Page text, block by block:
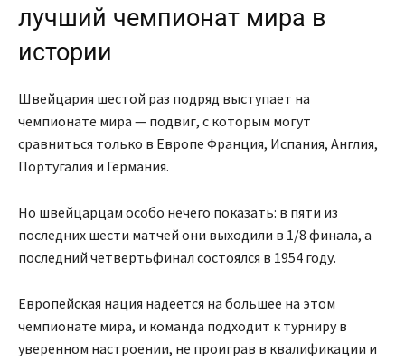
лучший чемпионат мира в
истории
Швейцария шестой раз подряд выступает на
чемпионате мира — подвиг, с которым могут
сравниться только в Европе Франция, Испания, Англия,
Португалия и Германия.
Но швейцарцам особо нечего показать: в пяти из
последних шести матчей они выходили в 1/8 финала, а
последний четвертьфинал состоялся в 1954 году.
Европейская нация надеется на большее на этом
чемпионате мира, и команда подходит к турниру в
уверенном настроении, не проиграв в квалификации и